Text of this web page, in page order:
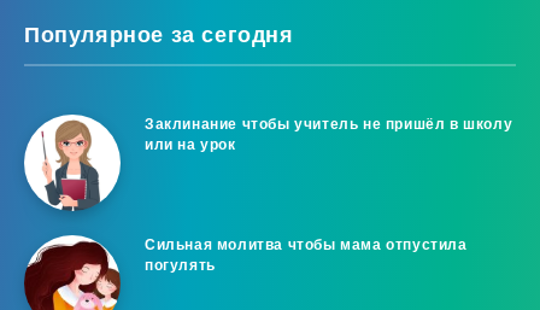
Популярное за сегодня
Заклинание чтобы учитель не пришёл в школу
или на урок
Сильная молитва чтобы мама отпустила
погулять